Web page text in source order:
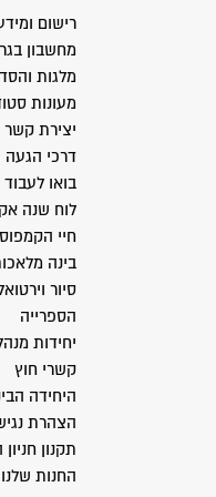
רישום
מחשבון
מלגות
מעונות
יצירת קשר
דרכי הגעה
בואו לעבוד
לוח שנה
חיי הקמפוס
בינה
סיור
הספרייה
יחידות
קשרי חוץ
היחידה
הצהרת
תקנון
החנות שלנו